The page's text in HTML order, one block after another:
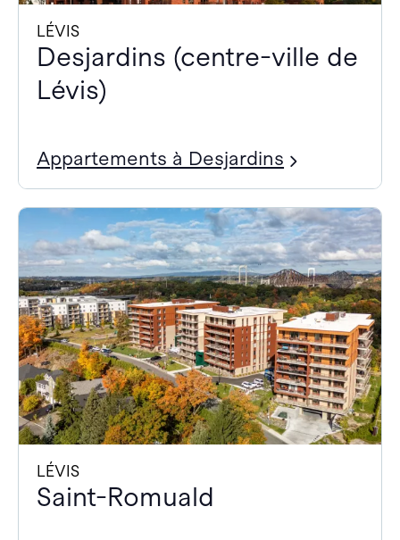
LÉVIS
Desjardins (centre-ville de
Lévis)
Appartements à Desjardins
LÉVIS
Saint-Romuald